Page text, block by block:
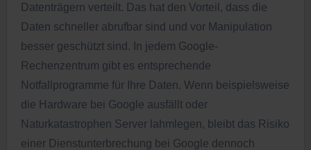
Datenträgern verteilt. Das hat den Vorteil, dass die
Daten schneller abrufbar sind und vor Manipulation
besser geschützt sind. In jedem Google-
Rechenzentrum gibt es entsprechende
Notfallprogramme für Ihre Daten. Wenn beispielsweise
die Hardware bei Google ausfällt oder
Naturkatastrophen Server lahmlegen, bleibt das Risiko
einer Dienstunterbrechung bei Google dennoch